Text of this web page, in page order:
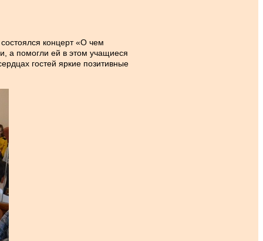
концерт «О чем
а помогли ей в этом учащиеся
гостей яркие позитивные